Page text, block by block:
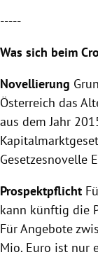
-----
Was sich beim
Novellierung
Österreich das
aus dem Jahr
Gesetzesnovelle
Prospektpflicht
kann künftig die
Für Angebote
Mio. Euro ist nur